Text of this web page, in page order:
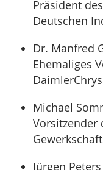
Präsident
Deutschen
Dr. Manfred
Ehemaliges
Michael
Vorsitzender
Jürgen Peters